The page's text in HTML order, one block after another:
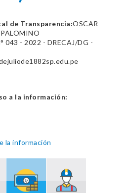
de Transparencia:OSCAR
043 - 2022 - DRECAJ/DG -
a la información:
la información